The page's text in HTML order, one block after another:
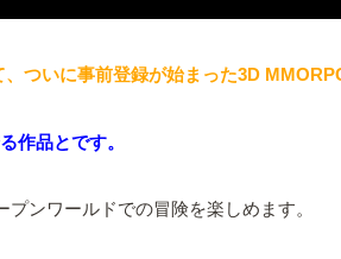
ついに事前登録が始まった3D
作品とです。
ンワールドでの冒険を楽しめます。